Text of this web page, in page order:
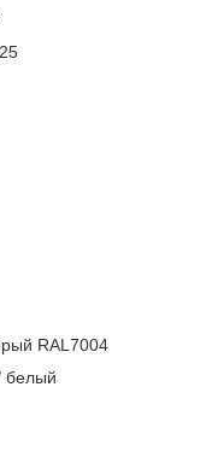
RAL7004
белый